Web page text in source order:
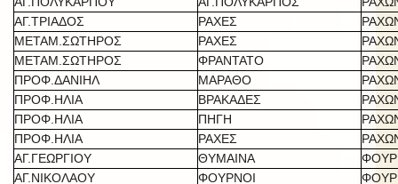
ΑΓ.ΤΡΙΑΔΟΣ
ΡΑΧΕΣ
ΜΕΤΑΜ.ΣΩΤΗΡΟΣ
ΡΑΧΕΣ
ΜΕΤΑΜ.ΣΩΤΗΡΟΣ
ΦΡΑΝΤΑΤΟ
ΠΡΟΦ.ΔΑΝΙΗΛ
ΜΑΡΑΘΟ
ΠΡΟΦ.ΗΛΙΑ
ΒΡΑΚΑΔΕΣ
ΠΡΟΦ.ΗΛΙΑ
ΠΗΓΗ
ΠΡΟΦ.ΗΛΙΑ
ΡΑΧΕΣ
ΑΓ.ΓΕΩΡΓΙΟΥ
ΘΥΜΑΙΝΑ
ΑΓ.ΝΙΚΟΛΑΟΥ
ΦΟΥΡΝΟΙ